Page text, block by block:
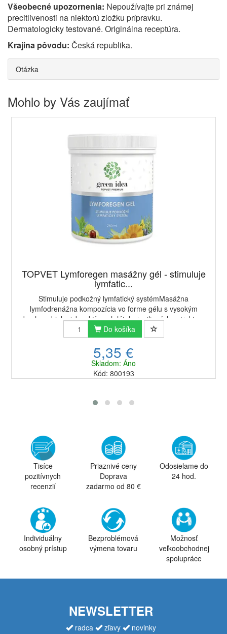
Všeobecné upozornenia: Nepoužívajte pri známej
precitlivenosti na niektorú zložku prípravku.
Dermatologicky testované. Originálna receptúra.
Krajina pôvodu: Česká republika.
Otázka
Mohlo by Vás zaujímať
TOPVET Lymforegen masážny gél - stimuluje
lymfatic...
Stimuluje podkožný lymfatický systémMasážna
lymfodrenážna kompozícia vo forme gélu s vysokým
obsahom biologicky aktívnych látok, rastlinných extraktov a
éterických olejov. Aktívnymi zložkami sú aescin...
Do košíka
5,35 €
Skladom: Áno
Kód: 800193
Tisíce
pozitívnych
recenzií
Priaznivé ceny
Doprava
zadarmo od 80 €
Odosielame do
24 hod.
Individuálny
osobný prístup
Bezproblémová
výmena tovaru
Možnosť
veľkoobchodnej
spolupráce
NEWSLETTER
radca zľavy
novinky